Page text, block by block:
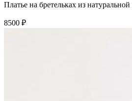
Платье на бретельках из
8500 ₽